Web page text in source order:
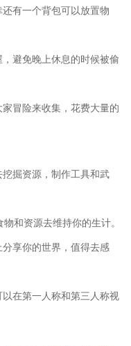
有一个背包可以放置物
避免晚上休息的时候被偷
冒险来收集，花费大量的
掘资源，制作工具和武
和资源去维持你的生计。
享你的世界，值得去感
在第一人称和第三人称视